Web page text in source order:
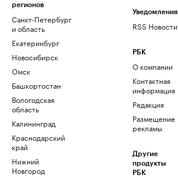
регионов
Санкт-Петербург
и область
Екатеринбург
Новосибирск
Омск
Башкортостан
Вологодская
область
Калининград
Краснодарский
край
Нижний
Новгород
Уведомления
RSS Новости
РБК
О компании
Контактная
информация
Редакция
Размещение
рекламы
Другие
продукты
РБК